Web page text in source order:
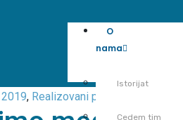
O
nama
Istorijat
Cedem tim
2019, Realizovani projekti